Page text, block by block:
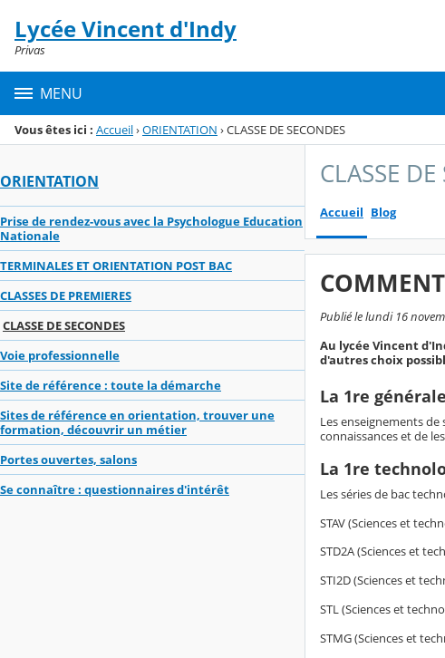
Menu de la rubrique
Contenu
Lycée Vincent d'Indy
Privas
MENU
Vous êtes ici : Accueil›ORIENTATION ›CLASSE DE SECONDES
ORIENTATION
Prise de rendez-vous avec la Psychologue Education
Nationale
TERMINALES ET ORIENTATION POST BAC
CLASSES DE PREMIERES
CLASSE DE SECONDES
Voie professionnelle
Site de référence : toute la démarche
Sites de référence en orientation, trouver une
formation, découvrir un métier
Portes ouvertes, salons
Se connaître : questionnaires d'intérêt
CLASSE
Accueil Blog
Publié le lundi 16
Au lycée Vincent
d'autres choix
La 1re générale
Les enseignements
connaissances et de
La 1re
Les séries de bac
STAV (Sciences et
STD2A (Sciences et
STI2D (Sciences et
STL (Sciences et
STMG (Sciences et